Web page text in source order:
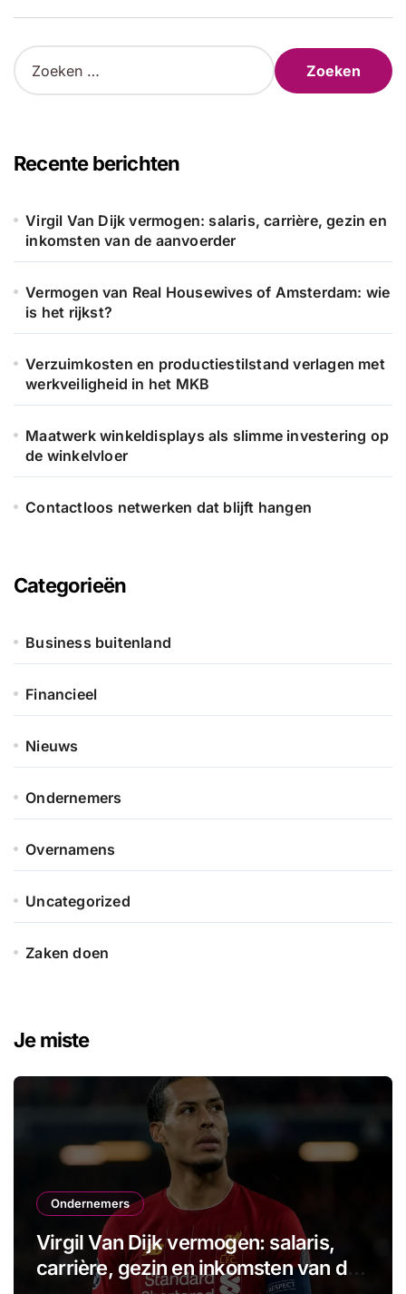
Z
o
n
n
a
Recente berichten
Virgil Van Dijk vermogen: salaris, carrière, gezin en
inkomsten van de aanvoerder
Vermogen van Real Housewives of Amsterdam: wie
is het rijkst?
Verzuimkosten en productiestilstand verlagen met
werkveiligheid in het MKB
Maatwerk winkeldisplays als slimme investering op
de winkelvloer
Contactloos netwerken dat blijft hangen
Categorieën
Business buitenland
Financieel
Nieuws
Ondernemers
Overnamens
Uncategorized
Zaken doen
Je miste
Ondernemers
Virgil Van Dijk vermogen: salaris,
carrière, gezin en inkomsten van de